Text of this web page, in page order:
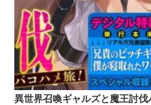
異世界召喚ギャルズと魔王討